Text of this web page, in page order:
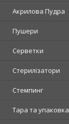
Акрилова Пудра
Пушери
Серветки
Стерилізатори
Стемпинг
Тара та упаковка